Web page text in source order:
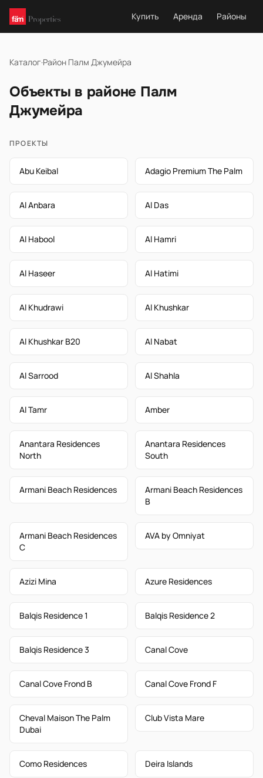
Купить Аренда Районы
Каталог·Район Палм Джумейра
Объекты в районе Палм
Джумейра
ПРОЕКТЫ
Abu Keibal Adagio Premium The Palm
Al Anbara Al Das
Al Habool Al Hamri
Al Haseer Al Hatimi
Al Khudrawi Al Khushkar
Al Khushkar B20 Al Nabat
Al Sarrood Al Shahla
Al Tamr Amber
Anantara Residences
North
Anantara Residences
South
Armani Beach Residences
Armani Beach Residences
B
Armani Beach Residences
C
AVA by Omniyat
Azizi Mina Azure Residences
Balqis Residence 1 Balqis Residence 2
Balqis Residence 3 Canal Cove
Canal Cove Frond B Canal Cove Frond F
Cheval Maison The Palm
Dubai
Club Vista Mare
Como Residences Deira Islands